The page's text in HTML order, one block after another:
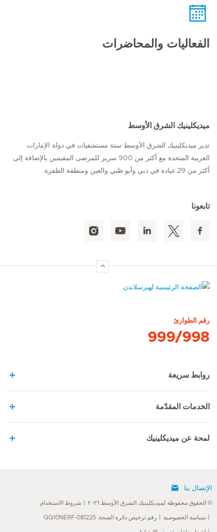
الفعاليات والمحاضرات
ميديكلينيك الشرق الأوسط
تدير ميديكلينيك الشرق الأوسط ستة مستشفيات في دولة الإمارات
العربية المتحدة مع أكثر من 900 سرير للمرضى المقيمين بالإضافة إلى
أكثر من 29 عيادة في دبي وأبو ظبي والعين ومنطقة الظفرة.
تابعونا
رقم الطوارئ
999/998
روابط سريعة
الخدمات المقدّمة
لمحة عن ميديكلينيك
الإتصال بنا
© الحقوق محفوظة لميديكلينيك الشرق الأوسط ٢٠٢٦ شروط الاستخدام
سياسة الخصوصية رقم ترخيص دائرة الصحة: QQ10NERF-081225